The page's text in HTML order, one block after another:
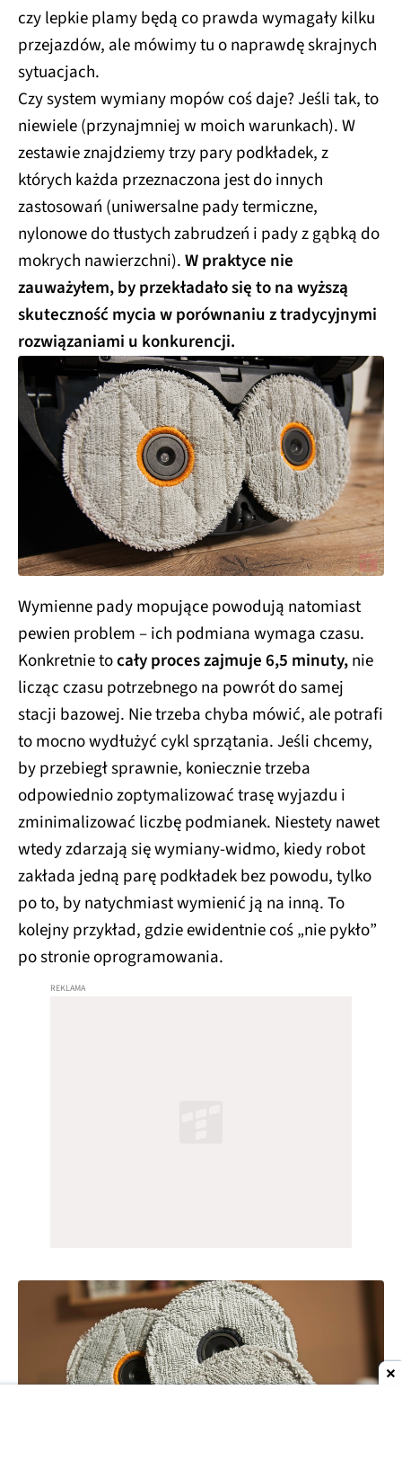
czy lepkie plamy będą co prawda wymagały kilku
przejazdów, ale mówimy tu o naprawdę skrajnych
sytuacjach.
Czy system wymiany mopów coś daje? Jeśli tak, to
niewiele (przynajmniej w moich warunkach). W
zestawie znajdziemy trzy pary podkładek, z
których każda przeznaczona jest do innych
zastosowań (uniwersalne pady termiczne,
nylonowe do tłustych zabrudzeń i pady z gąbką do
mokrych nawierzchni).W praktyce nie
zauważyłem, by przekładało się to na wyższą
skuteczność mycia w porównaniu z tradycyjnymi
rozwiązaniami u konkurencji.
Wymienne pady mopujące powodują natomiast
pewien problem – ich podmiana wymaga czasu.
Konkretnie tocały proces zajmuje 6,5 minuty,nie
licząc czasu potrzebnego na powrót do samej
stacji bazowej. Nie trzeba chyba mówić, ale potrafi
to mocno wydłużyć cykl sprzątania. Jeśli chcemy,
by przebiegł sprawnie, koniecznie trzeba
odpowiednio zoptymalizować trasę wyjazdu i
zminimalizować liczbę podmianek. Niestety nawet
wtedy zdarzają się wymiany-widmo, kiedy robot
zakłada jedną parę podkładek bez powodu, tylko
po to, by natychmiast wymienić ją na inną. To
kolejny przykład, gdzie ewidentnie coś „nie pykło”
po stronie oprogramowania.